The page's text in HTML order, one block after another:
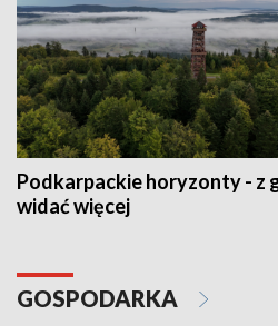
Podkarpackie horyzonty - z
widać więcej
GOSPODARKA